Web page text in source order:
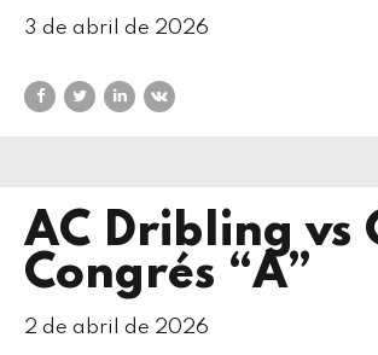
3 de abril de 2026
AC Dribling vs
Congrés “A”
2 de abril de 2026